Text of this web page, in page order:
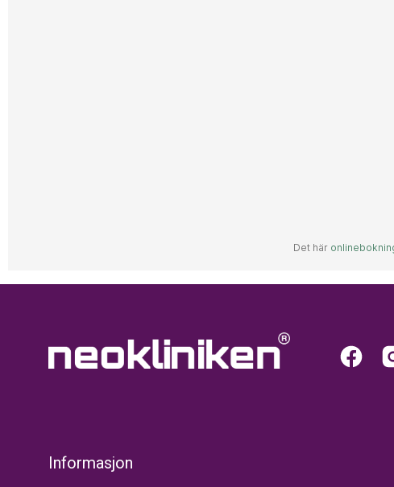
Informasjon